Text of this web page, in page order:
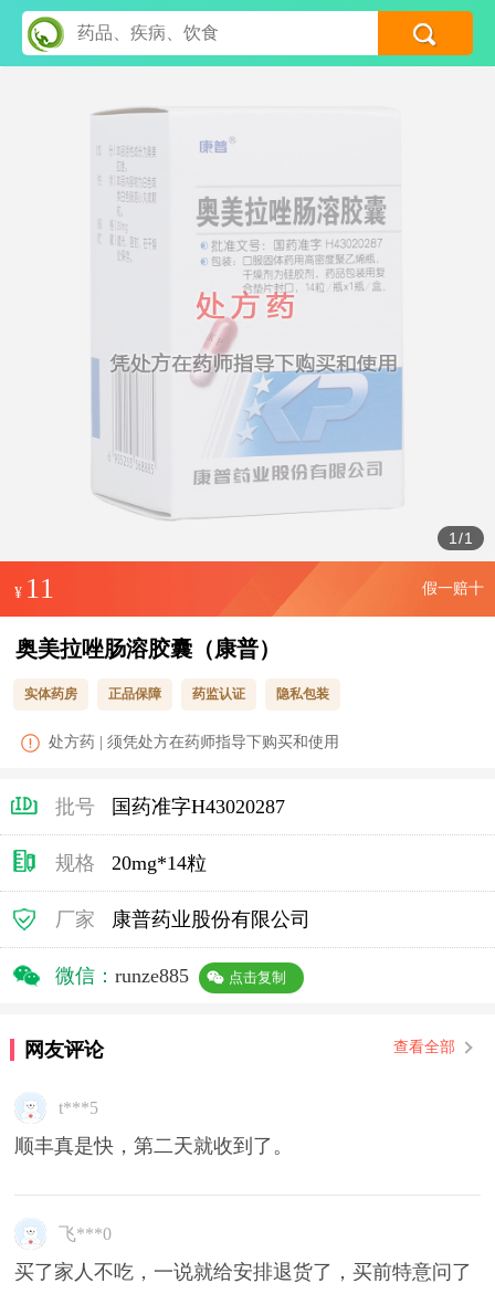
1 /1
¥ 11 假一赔十
奥美拉唑肠溶胶囊（康普）
实体药房 正品保障 药监认证 隐私包装
处方药 | 须凭处方在药师指导下购买和使用
批号 国药准字H43020287
规格 20mg*14粒
厂家 康普药业股份有限公司
微信： runze885 点击复制
网友评论 查看全部
t***5
顺丰真是快，第二天就收到了。
飞***0
买了家人不吃，一说就给安排退货了，买前特意问了